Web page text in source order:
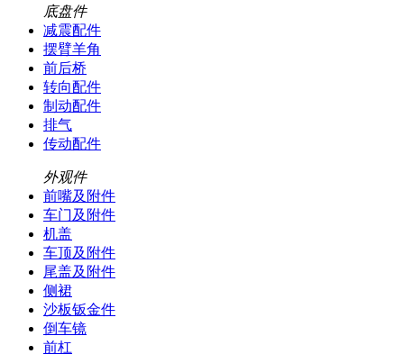
底盘件
减震配件
摆臂羊角
前后桥
转向配件
制动配件
排气
传动配件
外观件
前嘴及附件
车门及附件
机盖
车顶及附件
尾盖及附件
侧裙
沙板钣金件
倒车镜
前杠